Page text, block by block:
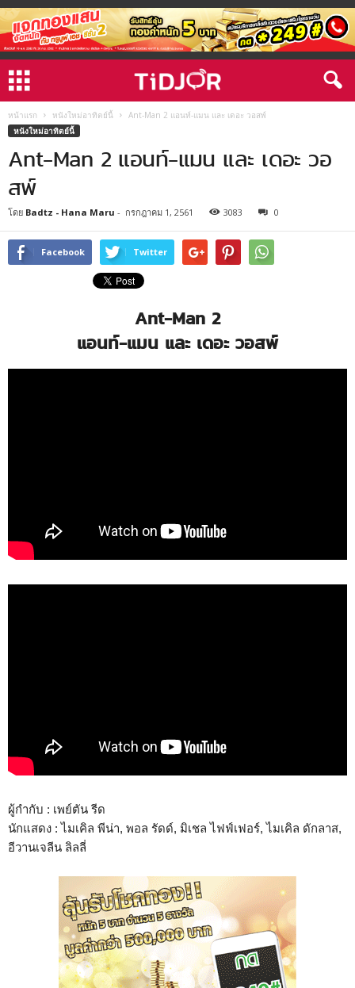
หน้าแรก หนังใหม่อาทิตย์นี้
Ant-Man 2 แอนท์-แมน และ เดอะ วอสพ์
หนังใหม่อาทิตย์นี้
Ant-Man 2 แอนท์-แมน และ เดอะ วอ
สพ์
โดย Badtz - Hana Maru - กรกฎาคม 1, 2561 3083 0
Facebook Twitter
Ant-Man 2
แอนท์-แมน และ เดอะ วอสพ์
ผู้กำกับ : เพย์ตัน รีด
นักแสดง : ไมเคิล พีน่า, พอล รัดด์, มิเชล ไฟฟ์เฟอร์, ไมเคิล ดักลาส,
อีวานเจลีน ลิลลี่